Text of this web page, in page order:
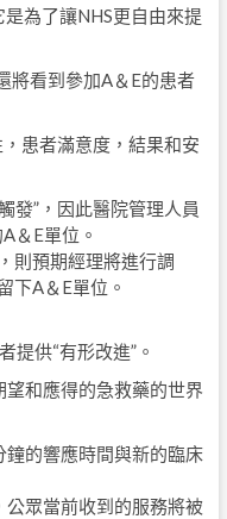
為了讓NHS更自由來提
將看到參加A＆E的患者
患者滿意度，結果和安
發”，因此醫院管理人員
＆E單位。
則預期經理將進行調
下A＆E單位。
提供“有形改進”。
望和應得的急救藥的世界
的響應時間與新的臨床
公眾當前收到的服務將被